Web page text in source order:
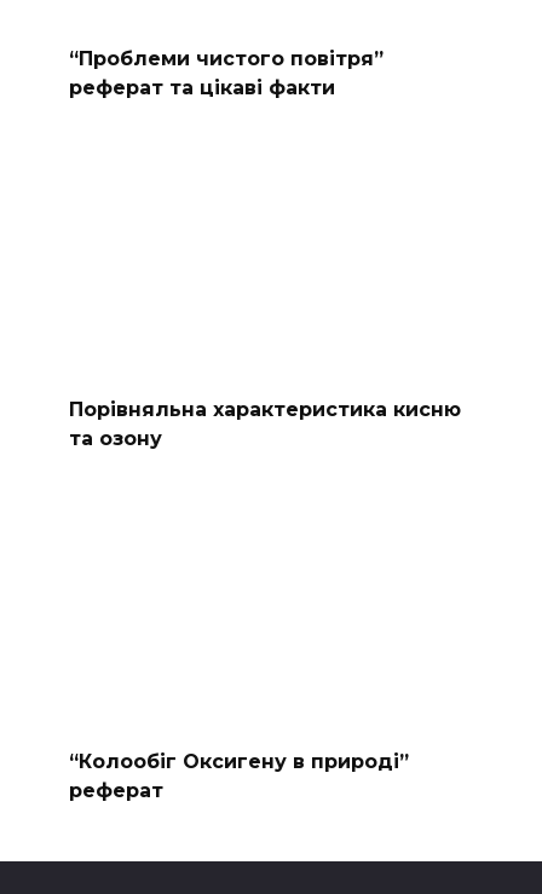
“Проблеми чистого повітря”
реферат та цікаві факти
Порівняльна характеристика кисню
та озону
“Колообіг Оксигену в природі”
реферат